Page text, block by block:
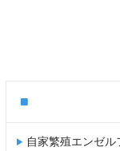
自家繁殖エンゼル